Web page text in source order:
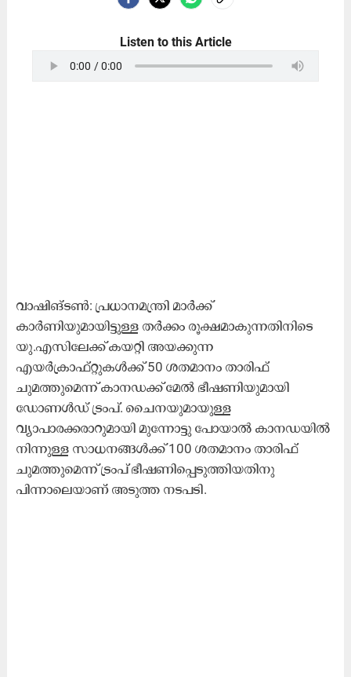
Listen to this Article
വാഷിങ്ടൺ: പ്രധാനമന്ത്രി മാർക്ക്
കാർണിയുമായിട്ടുള്ള തർക്കം രൂക്ഷമാകുന്നതിനിടെ
യു.എസിലേക്ക് കയറ്റി അയക്കുന്ന
എയർക്രാഫ്റ്റുകൾക്ക് 50 ശതമാനം താരിഫ്
ചുമത്തുമെന്ന് കാനഡക്ക് മേൽ ഭീഷണിയുമായി
ഡോണൾഡ് ട്രംപ്. ചൈനയുമായുള്ള
വ്യാപാരക്കരാറുമായി മുന്നോട്ടു പോയാൽ കാനഡയിൽ
നിന്നുള്ള സാധനങ്ങൾക്ക് 100 ശതമാനം താരിഫ്
ചുമത്തുമെന്ന് ട്രംപ് ഭീഷണിപ്പെടുത്തിയതിനു
പിന്നാലെയാണ് അടുത്ത നടപടി.